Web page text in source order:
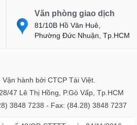
Văn phòng giao dịch
81/10B Hồ Văn Huê,
Phường Đức Nhuận, Tp.HCM
Vận hành bởi CTCP Tài Việt.
47 Lê Thị Hồng, P.Gò Vấp, Tp.HCM
3848 7238 - Fax: (84.28) 3848 7237